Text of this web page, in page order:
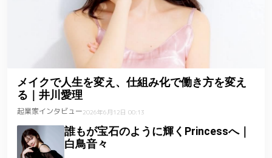
メイクで人生を変え、仕組み化で働き方を変え
る｜井川愛理
起業家インタビュー2026年6月12日 00:13
誰もが宝石のように輝くPrincessへ｜
白鳥音々